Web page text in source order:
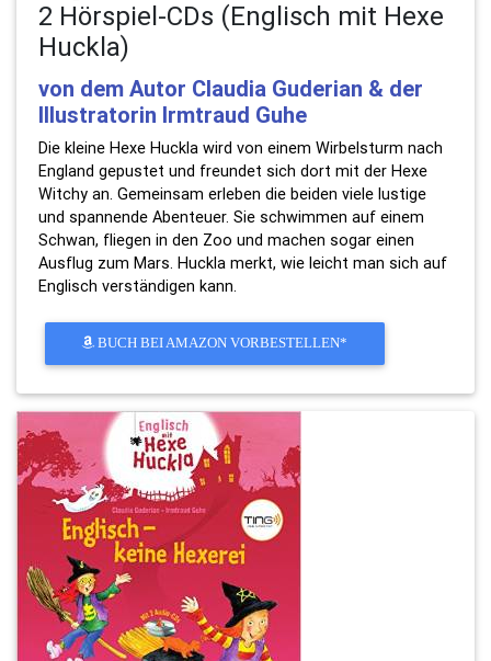
2 Hörspiel-CDs (Englisch mit Hexe
Huckla)
von dem Autor Claudia Guderian & der
Illustratorin Irmtraud Guhe
Die kleine Hexe Huckla wird von einem Wirbelsturm nach
England gepustet und freundet sich dort mit der Hexe
Witchy an. Gemeinsam erleben die beiden viele lustige
und spannende Abenteuer. Sie schwimmen auf einem
Schwan, fliegen in den Zoo und machen sogar einen
Ausflug zum Mars. Huckla merkt, wie leicht man sich auf
Englisch verständigen kann.
BUCH BEI AMAZON VORBESTELLEN*